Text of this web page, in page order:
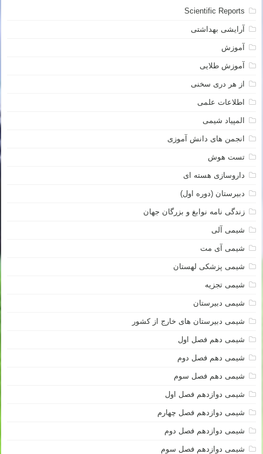
Scientific Reports
آرایشی بهداشتی
آموزش
آموزش طلایی
از هر دری سخنی
اطلاعات علمی
المپیاد شیمی
انجمن های دانش آموزی
تست هوش
داروسازی هسته ای
دبیرستان (دوره اول)
زندگی نامه نوابغ و بزرگان جهان
شیمی آلی
شیمی آی مت
شیمی پزشکی لهستان
شیمی تجزیه
شیمی دبیرستان
شیمی دبیرستان های خارج از کشور
شیمی دهم فصل اول
شیمی دهم فصل دوم
شیمی دهم فصل سوم
شیمی دوازدهم فصل اول
شیمی دوازدهم فصل چهارم
شیمی دوازدهم فصل دوم
شیمی دوازدهم فصل سوم